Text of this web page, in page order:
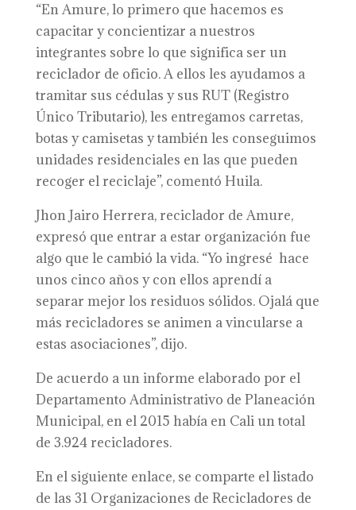
“En Amure, lo primero que hacemos es
capacitar y concientizar a nuestros
integrantes sobre lo que significa ser un
reciclador de oficio. A ellos les ayudamos a
tramitar sus cédulas y sus RUT (Registro
Único Tributario), les entregamos carretas,
botas y camisetas y también les conseguimos
unidades residenciales en las que pueden
recoger el reciclaje”, comentó Huila.
Jhon Jairo Herrera, reciclador de Amure,
expresó que entrar a estar organización fue
algo que le cambió la vida. “Yo ingresé hace
unos cinco años y con ellos aprendí a
separar mejor los residuos sólidos. Ojalá que
más recicladores se animen a vincularse a
estas asociaciones”, dijo.
De acuerdo a un informe elaborado por el
Departamento Administrativo de Planeación
Municipal, en el 2015 había en Cali un total
de 3.924 recicladores.
En el siguiente enlace, se comparte el listado
de las 31 Organizaciones de Recicladores de